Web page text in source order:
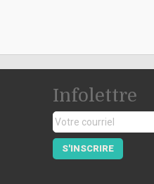
Infolettre
S'INSCRIRE